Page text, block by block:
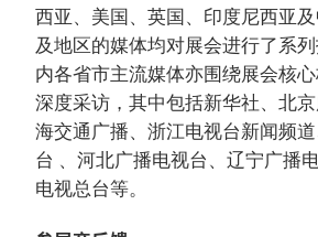
西亚、美国、英国、印度尼西亚
及地区的媒体均对展会进行了系
内各省市主流媒体亦围绕展会核
深度采访，其中包括新华社、北
海交通广播、浙江电视台新闻频
台 、河北广播电视台、辽宁广播
电视总台等。